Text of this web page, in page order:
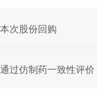
次股份回购
过仿制药一致性评价